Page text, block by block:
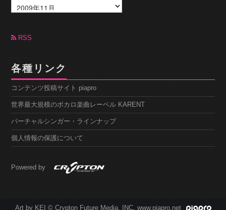
ー
カ
ブ RSS
各種リンク
コンテンツ投稿サイト piapro
世界最大規模のボカロ楽曲レーベル KARENT
バーチャルシンガー・ラインナップ
個人情報の保護について
Powered by
Art by KEI © Crypton Future Media, INC. www.piapro.net